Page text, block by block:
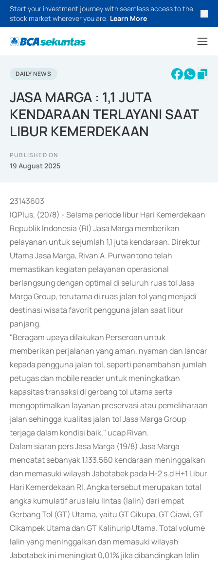
Start your investment journey with seamless access to the
stock market wherever you are. Learn More
DAILY NEWS
JASA MARGA : 1,1 JUTA
KENDARAAN TERLAYANI SAAT
LIBUR KEMERDEKAAN
PUBLISHED ON
19 August 2025
23143603
IQPlus, (20/8) - Selama periode libur Hari Kemerdekaan
Republik Indonesia (RI) Jasa Marga memberikan
pelayanan untuk sejumlah 1,1 juta kendaraan. Direktur
Utama Jasa Marga, Rivan A. Purwantono telah
memastikan kegiatan pelayanan operasional
berlangsung dengan optimal di seluruh ruas tol Jasa
Marga Group, terutama di ruas jalan tol yang menjadi
destinasi wisata favorit pengguna jalan saat libur
panjang.
"Beragam upaya dilakukan Perseroan untuk
memberikan perjalanan yang aman, nyaman dan lancar
kepada pengguna jalan tol, seperti penambahan jumlah
petugas dan mobile reader untuk meningkatkan
kapasitas transaksi di gerbang tol utama serta
mengoptimalkan layanan preservasi atau pemeliharaan
jalan sehingga kualitas jalan tol Jasa Marga Group
terjaga dalam kondisi baik," ucap Rivan.
Dalam siaran pers Jasa Marga (19/8) Jasa Marga
mencatat sebanyak 1.133.560 kendaraan meninggalkan
dan memasuki wilayah Jabotabek pada H-2 s.d H+1 Libur
Hari Kemerdekaan RI. Angka tersebut merupakan total
angka kumulatif arus lalu lintas (lalin) dari empat
Gerbang Tol (GT) Utama, yaitu GT Cikupa, GT Ciawi, GT
Cikampek Utama dan GT Kalihurip Utama. Total volume
lalin yang meninggalkan dan memasuki wilayah
Jabotabek ini meningkat 0,01% jika dibandingkan lalin